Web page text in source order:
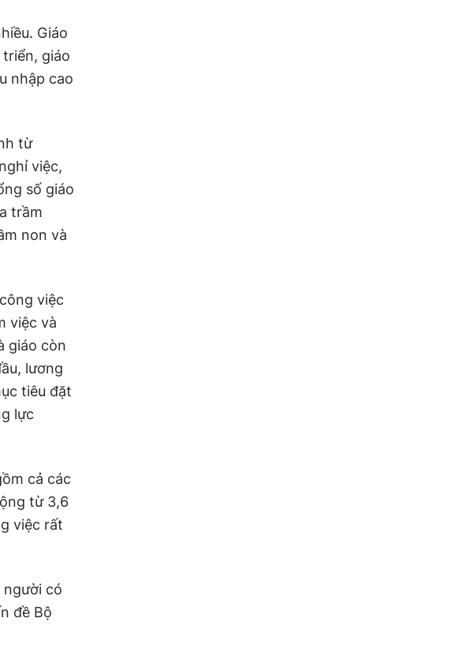
Giáo
giáo
nhập cao
từ
việc,
số giáo
trầm
non và
việc
việc và
giáo còn
lương
tiêu đặt
lực
cả các
từ 3,6
việc rất
có
đề Bộ